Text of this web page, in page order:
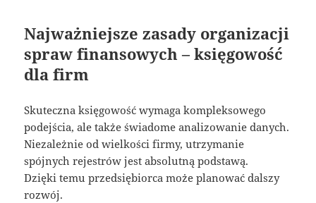
Najważniejsze zasady organizacji
spraw finansowych – księgowość
dla firm
Skuteczna księgowość wymaga kompleksowego
podejścia, ale także świadome analizowanie danych.
Niezależnie od wielkości firmy, utrzymanie
spójnych rejestrów jest absolutną podstawą.
Dzięki temu przedsiębiorca może planować dalszy
rozwój.